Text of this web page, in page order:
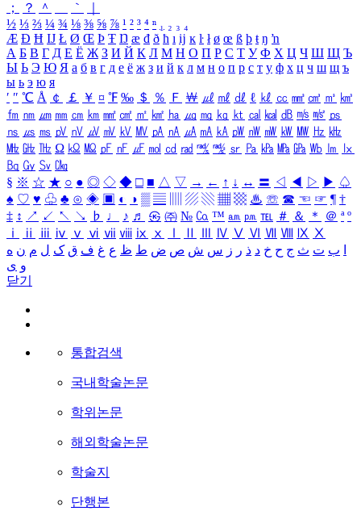
；
？ ＾ ｀
½ ⅓ ⅔ ¼ ¾ ⅛ ⅜ ⅝ ⅞ ¹ ² ³ ⁴ ⁿ ₁ ₂ ₃ ₄
Æ Ð Ħ Ĳ Ł Ø Œ Þ Ŧ Ŋ æ đ ð ħ ı ĳ ĸ ŀ ł ø œ ß þ ŧ ŋ ŉ
А Б В Г Д Е Ё Ж З И Й К Л М Н О П Р С Т У Ф Х Ц Ч Ш Щ Ъ
Ы Ь Э Ю Я а б в г д е ё ж з и й к л м н о п р с т у ф х ц ч ш щ ъ
ы ь э ю я
′ ″ ℃ Å ￠ ￡ ￥ ¤ ℉ ‰ ＄ ％ Ｆ ￦ ㎕ ㎖ ㎗ ℓ ㎘ ㏄ ㎣ ㎤ ㎥ ㎦
㎙ ㎚ ㎛ ㎜ ㎝ ㎞ ㎟ ㎠ ㎡ ㎢ ㏊ ㎍ ㎎ ㎏ ㏏ ㎈ ㎉ ㏈ ㎧ ㎨ ㎰
㎱ ㎲ ㎳ ㎴ ㎵ ㎶ ㎷ ㎸ ㎹ ㎀ ㎁ ㎂ ㎃ ㎄ ㎺ ㎻ ㎽ ㎾ ㎿ ㎐ ㎑
㎒ ㎓ ㎔ Ω ㏀ ㏁ ㎊ ㎋ ㎌ ㏖ ㏅ ㎭ ㎮ ㎯ ㏛ ㎩ ㎪ ㎫ ㎬ ㏝ ㏐
㏓
㏃ ㏉ ㏜ ㏆
§ ※ ☆ ★ ○ ● ◎ ◇ ◆ □ ■ △ ▽ → ← ↑ ↓ ↔ 〓 ◁ ◀ ▷ ▶ ♤
♠ ♡ ♥ ♧ ♣ ⊙ ◈ ▣ ◐ ◑ ▒ ▤ ▨ ▧ ▦ ▩ ♨ ☏ ☎ ☜ ☞ ¶ †
‡ ↕ ↗ ↙ ↖ ↘ ♭ ♩ ♪ ♬ ㉿ ㈜ № ㏇ ™ ㏂ ㏘ ℡ ＃ ＆ ＊ ＠ ª º
ⅰ
ⅱ ⅲ ⅳ ⅴ ⅵ ⅶ ⅷ ⅸ ⅹ Ⅳ Ⅴ Ⅵ Ⅶ Ⅷ Ⅸ Ⅹ
ب ت ث ج ح خ د ذ ر ز س ش ص ض ط ظ ع غ ف ق ک ل م ن ه
و ی
닫기
통합검색
국내학술논문
학위논문
해외학술논문
학술지
단행본